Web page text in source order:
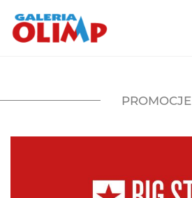
PROMOCJE